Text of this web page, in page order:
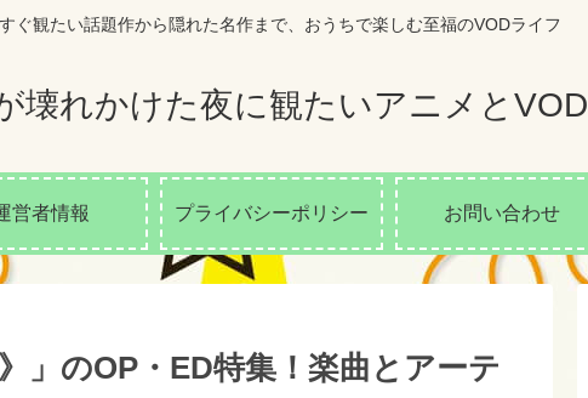
ぐ観たい話題作から隠れた名作まで、おうちで楽しむ至福のVODライフ
壊れかけた夜に観たいアニメとVOD
営者情報 プライバシーポリシー お問い合わせ
」のOP・ED特集！楽曲とアーテ